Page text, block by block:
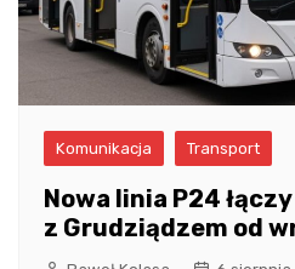
Komunikacja Transport
Nowa linia P24
z Grudziądzem od